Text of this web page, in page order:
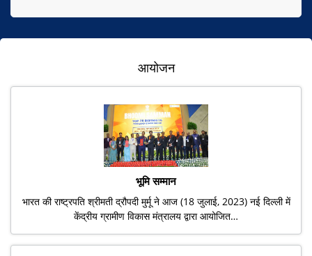
आयोजन
भूमि सम्मान
भारत की राष्ट्रपति श्रीमती द्रौपदी मुर्मू ने आज (18 जुलाई, 2023) नई दिल्ली में
केंद्रीय ग्रामीण विकास मंत्रालय द्वारा आयोजित…